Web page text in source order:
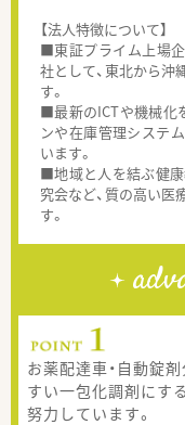
【法人特徴について】
■東証プライム上場
社として、東北から
す。
■最新のICTや機械化
ンや在庫管理システ
います。
■地域と人を結ぶ健康
究会など、質の高い
す。
お薬配達車・自動錠
すい一包化調剤にす
努力しています。